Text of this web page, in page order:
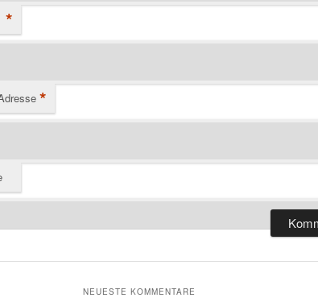
*
*
NEUESTE KOMMENTARE